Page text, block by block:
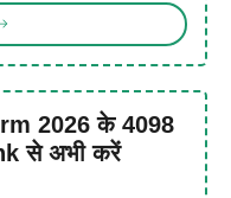
2026 के 4098
से अभी करें